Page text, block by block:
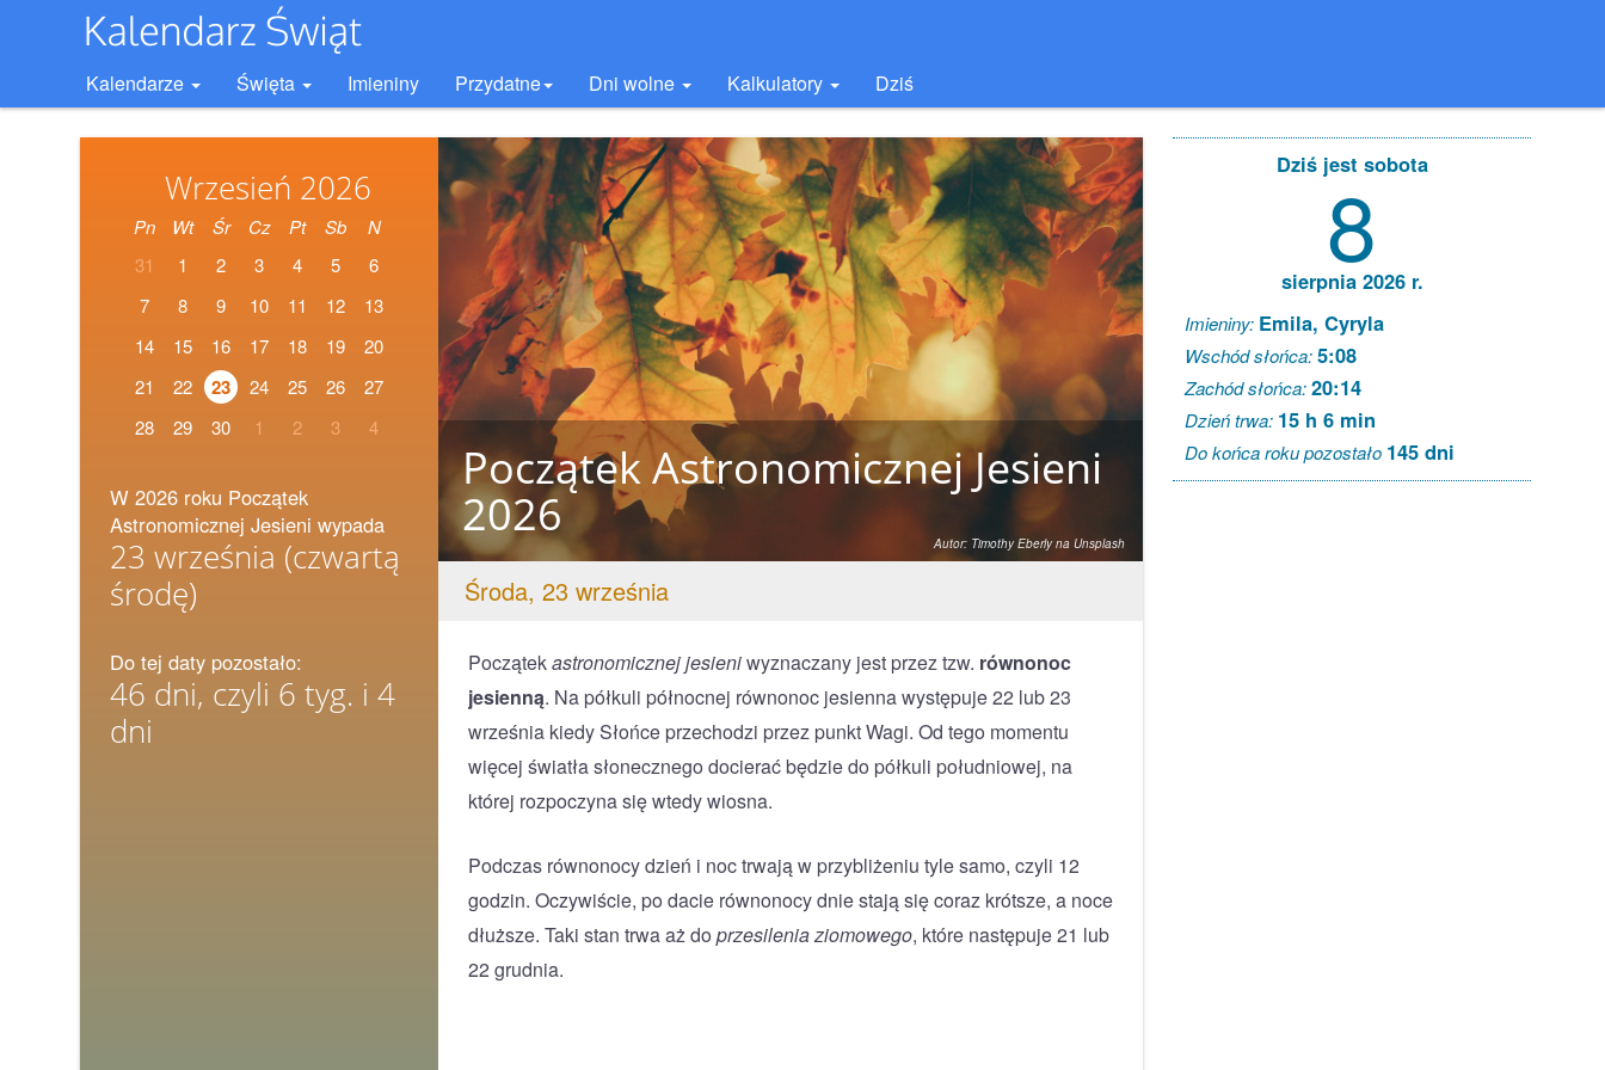
Kalendarze Święta Imieniny Przydatne Dni wolne Kalkulatory Dziś
Wrzesień 2026
Pn Wt Śr Cz Pt Sb
N
31
1 2 3 4 5
6
7
8 9 10 11 12
13
14
15 16 17 18 19
20
21
22 23 24 25 26
27
28
29 30 1 2 3 4
W 2026 roku Początek
Astronomicznej Jesieni wypada
23 września (czwartą
środę)
Do tej daty pozostało:
46 dni, czyli 6 tyg. i 4
dni
Początek Astronomicznej Jesieni
2026
Środa, 23 września
Autor: Timothy Eberly na Unsplash
Początekastronomicznej jesieniwyznaczany jest przez tzw. równonoc
jesienną. Na półkuli północnej równonoc jesienna występuje 22 lub 23
września kiedy Słońce przechodzi przez punkt Wagi. Od tego momentu
więcej światła słonecznego docierać będzie do półkuli południowej, na
której rozpoczyna się wtedy wiosna.
Podczas równonocy dzień i noc trwają w przybliżeniu tyle samo, czyli 12
godzin. Oczywiście, po dacie równonocy dnie stają się coraz krótsze, a noce
dłuższe. Taki stan trwa aż do przesilenia ziomowego, które następuje 21 lub
22 grudnia.
Dziś jest sobota
8
sierpnia 2026 r.
Imieniny: Emila, Cyryla
Wschód słońca:5:08
Zachód słońca:20:14
Dzień trwa: 15 h 6 min
Do końca roku pozostało 145 dni